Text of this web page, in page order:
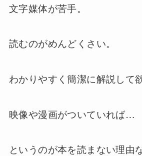
文字媒体が苦手。
読むのがめんどくさい。
わかりやすく簡潔に解説して
映像や漫画がついていれば…
というのが本を読まない理由